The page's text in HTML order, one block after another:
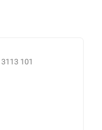
3113 101